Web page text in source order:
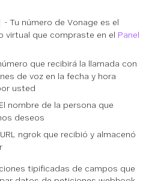
- Tu número de Vonage es el
virtual que compraste en el Panel
que recibirá la llamada con
de voz en la fecha y hora
usted
nombre de la persona que
deseos
ngrok que recibió y almacenó
tipificadas de campos que